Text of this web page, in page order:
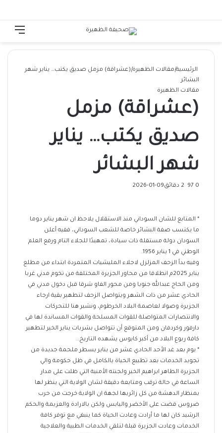
تسجيل الدخول
الرئيسية|مقالات الظهيرة|(عشراقة) مزمل صديق يكتب… يناير شهر
البشائر
مقالات الظهيرة
(عشراقة) مزمل
صديق يكتب… يناير
شهر البشائر
2026-01-09 0
* المتابع للشان السوداني منذ الاستقلال يلاحظ ان شهر يناير دوما
ما يكتسب صفة البشائر خاصة للشعب السوداني، ففيه أعلن
السودان دولة مستقلة ذات سيادة، تمهيدًا للجلاء التام ورفع العلم
الوطني في 1 يناير 1956.
وفيه بدأ الزحف المزلزل لاجلاء المليشيات المتمردة ابتداء من مطلع
يناير 2025م انطلاقا من محاور الجزيرة المختلفة من تخوم مدني غربا
ومن الحاج عبدالله جنوبا ومن محور الفاو شرقا قبل دخول مدني في
الحادي عشر من ذات الشهر ويتواصل الزحف لتطهير بقية ارجاء
الجزيرة وصولا لعاصمة البلاد الخرطوم، ونشير هنا للتحركات
والانتصارات المتواصلة للقوات المسلحة والقوات المساندة لها في
دارفور وكردفان ومن المتوقع أن تتواصل بشريات يناير الخير لتطهير
كافة ربوع البلاد من أكبر كابوس يشهده التاريخ..
* يوم بعد غد الأحد الحادي عشر من يناير يسطر ملحمة جديدة من
تجويد الخدمات بعد تطبيع الحياة بالكامل في ظل حكومة والي
الجزيرة الطاهر ابراهيم الخير ولجنته الأمنية التي ظلت على مدار
الساعة في حالة ترقب ومتابعة دقيقة لشان الولاية التي ينظر لها
بمنظار الدهشة من كل زائريها لجهة ان الولاية خرجت من حرب
ضروس قضت على الأخضر واليابس ولكن بالارادة والعزيمة والحكم
الرشيد كان لها ما أرادت وعادت الحياة كما ينبغي مع توفر كافة
الخدمات وعادت الجزيرة قبلة لتلقي الخدمات الطبية والعلاجية